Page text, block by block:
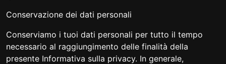
Conservazione dei dati personali
Conserviamo i tuoi dati personali per tutto il tempo
necessario al raggiungimento delle finalità della
presente Informativa sulla privacy. In generale,